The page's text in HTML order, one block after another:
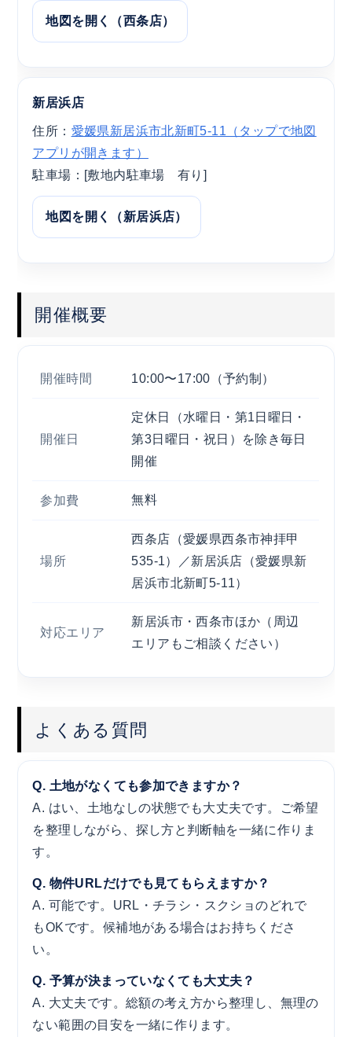
地図を開く（西条店）
新居浜店
住所： 愛媛県新居浜市北新町5-11（タップで地図
アプリが開きます）
駐車場：[敷地内駐車場 有り]
地図を開く（新居浜店）
開催概要
開催時間 10:00〜17:00（予約制）
開催日
定休日（水曜日・第1日曜日・
第3日曜日・祝日）を除き毎日
開催
参加費 無料
場所
西条店（愛媛県西条市神拝甲
535-1）／新居浜店（愛媛県新
居浜市北新町5-11）
対応エリア
新居浜市・西条市ほか（周辺
エリアもご相談ください）
よくある質問
Q. 土地がなくても参加できますか？
A. はい、土地なしの状態でも大丈夫です。ご希望
を整理しながら、探し方と判断軸を一緒に作りま
す。
Q. 物件URLだけでも見てもらえますか？
A. 可能です。URL・チラシ・スクショのどれで
もOKです。候補地がある場合はお持ちくださ
い。
Q. 予算が決まっていなくても大丈夫？
A. 大丈夫です。総額の考え方から整理し、無理の
ない範囲の目安を一緒に作ります。